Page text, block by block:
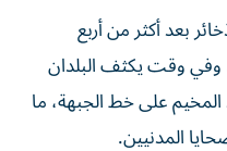
بعد أكثر من أربع
وقت يكثف البلدان
على خط الجبهة، ما
المدنيين.